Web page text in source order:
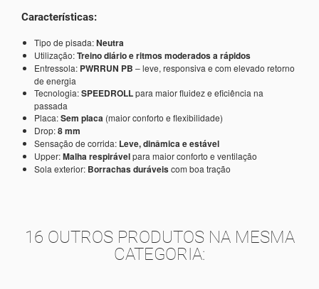
Características:
Tipo de pisada:Neutra
Utilização:Treino diário e ritmos moderados a rápidos
Entressola: PWRRUN PB – leve, responsiva e com elevado retorno
de energia
Tecnologia:SPEEDROLLpara maior fluidez e eficiência na
passada
Placa:Sem placa (maior conforto e flexibilidade)
Drop:8 mm
Sensação de corrida: Leve, dinâmica e estável
Upper:Malha respirávelpara maior conforto e ventilação
Sola exterior: Borrachas duráveiscom boa tração
16 OUTROS PRODUTOS NA MESMA
CATEGORIA: